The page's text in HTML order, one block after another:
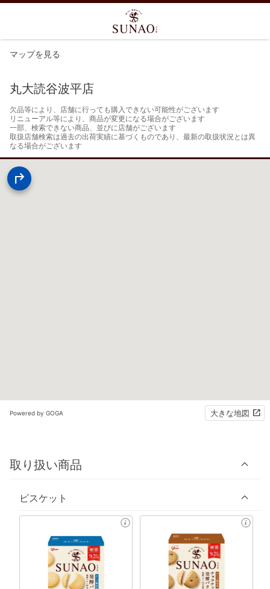
マップを見る
丸大読谷波平店
欠品等により、店舗に行っても購入できない可能性がございます
リニューアル等により、商品が変更になる場合がございます
一部、検索できない商品、並びに店舗がございます
取扱店舗検索は過去の出荷実績に基づくものであり、最新の取扱状況とは異
なる場合がございます
Powered by GOGA 大きな地図
取り扱い商品
ビスケット